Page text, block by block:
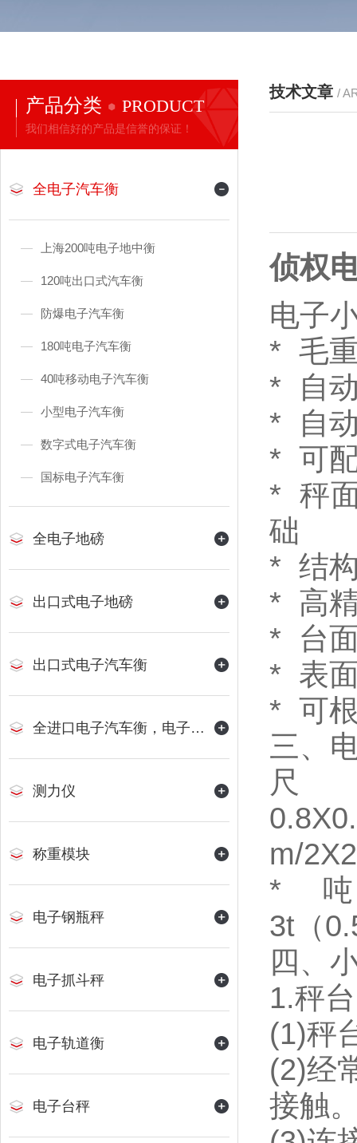
产品分类 PRODUCT
我们相信好的产品是信誉的保证！
全电子汽车衡
上海200吨电子地中衡
120吨出口式汽车衡
防爆电子汽车衡
180吨电子汽车衡
40吨移动电子汽车衡
小型电子汽车衡
数字式电子汽车衡
国标电子汽车衡
全电子地磅
出口式电子地磅
出口式电子汽车衡
全进口电子汽车衡，电子地磅
测力仪
称重模块
电子钢瓶秤
电子抓斗秤
电子轨道衡
电子台秤
技术文章 /
侦权
电子
* 毛
* 自
* 自
* 可
* 秤
础
* 结
* 高
* 台
* 表
* 可
三、
m/
*
3t（
四、
1.秤
(1)秤
(2)经
接触